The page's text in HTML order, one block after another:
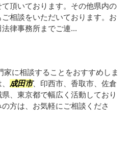
頂いております。その他県内の
相談をいただいております。お
律事務所までご連...
に相談することをおすすめしま
成田市、印西市、香取市、佐倉
、東京都で幅広く活動しており
方は、お気軽にご相談くださ